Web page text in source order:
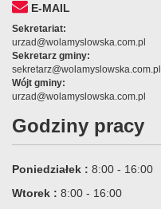
E-MAIL
Sekretariat:
urzad@wolamyslowska.com.pl
Sekretarz gminy:
sekretarz@wolamyslowska.com.pl
Wójt gminy:
urzad@wolamyslowska.com.pl
Godziny pracy
Poniedziałek : 8:00 - 16:00
Wtorek : 8:00 - 16:00